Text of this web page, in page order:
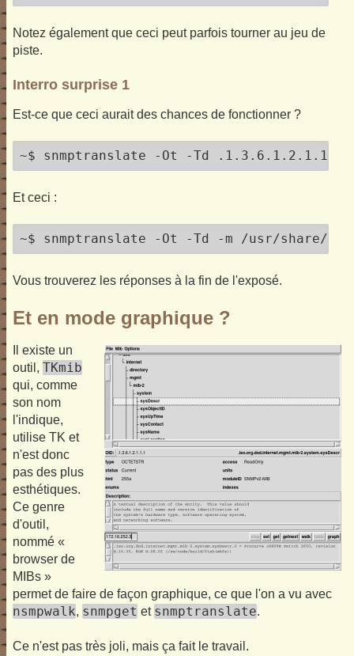
Notez également que ceci peut parfois tourner au jeu de
piste.
Interro surprise 1
Est-ce que ceci aurait des chances de fonctionner ?
~$ snmptranslate -Ot -Td
Et ceci :
~$ snmptranslate -Ot -Td -m /usr/share/
Vous trouverez les réponses à la fin de l'exposé.
Et en mode graphique ?
Il existe un
outil, TKmib
qui, comme
son nom
l'indique,
utilise TK et
n'est donc
pas des plus
esthétiques.
Ce genre
d'outil,
nommé «
browser de
MIBs »
permet de faire de façon graphique, ce que l'on a vu avec
nsmpwalk, snmpget et snmptranslate.
Ce n'est pas très joli, mais ça fait le travail.